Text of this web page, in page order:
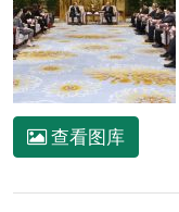
查看图库